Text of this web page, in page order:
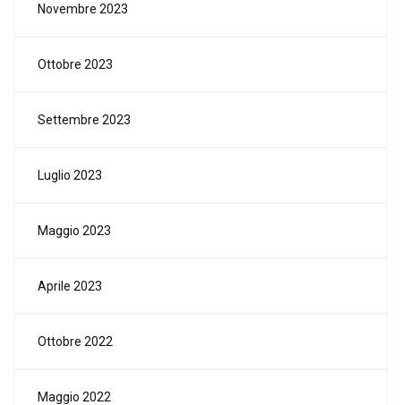
Novembre 2023
Ottobre 2023
Settembre 2023
Luglio 2023
Maggio 2023
Aprile 2023
Ottobre 2022
Maggio 2022